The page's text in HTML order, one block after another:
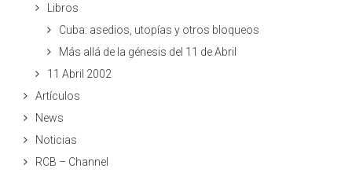
Libros
Cuba: asedios, utopías y otros bloqueos
Más allá de la génesis del 11 de Abril
11 Abril 2002
Artículos
News
Noticias
RCB – Channel